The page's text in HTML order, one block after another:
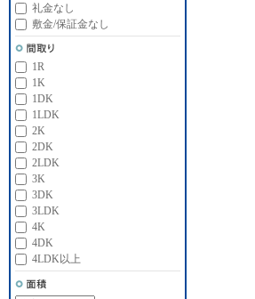
礼金なし
敷金/保証金なし
1R
1K
1DK
1LDK
2K
2DK
2LDK
3K
3DK
3LDK
4K
4DK
4LDK以上